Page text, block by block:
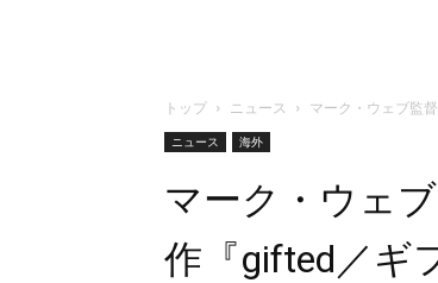
トップ ニュース マーク・ウェブ監
ニュース 海外
マーク・ウェ
作『gifted／ギ